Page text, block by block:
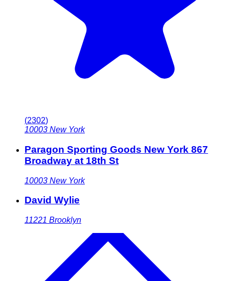
(2302)
10003 New York
Paragon Sporting Goods New York 867
Broadway at 18th St
10003 New York
David Wylie
11221 Brooklyn